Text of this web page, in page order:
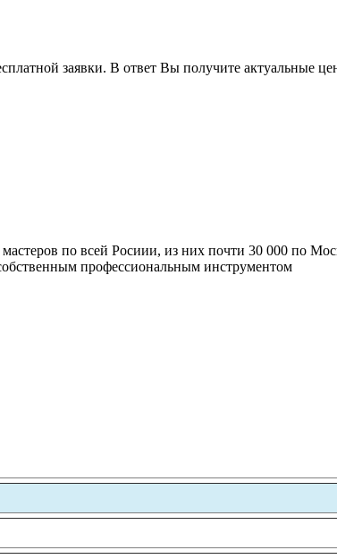
заявки. В ответ Вы получите актуальные
по всей Росиии, из них почти 30 000 по
профессиональным инструментом